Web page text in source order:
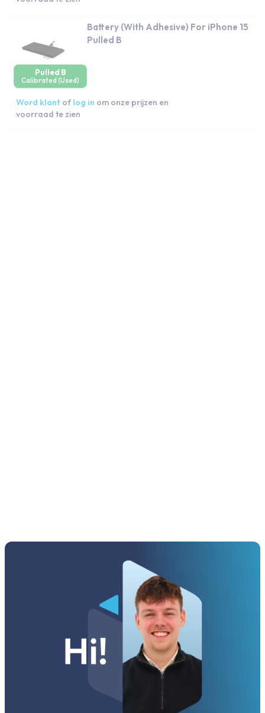
Pulled B
Calibrated (Used)
Battery (With Adhesive) For iPhone 15
Pulled B
Word klant of log in om onze prijzen en
voorraad te zien